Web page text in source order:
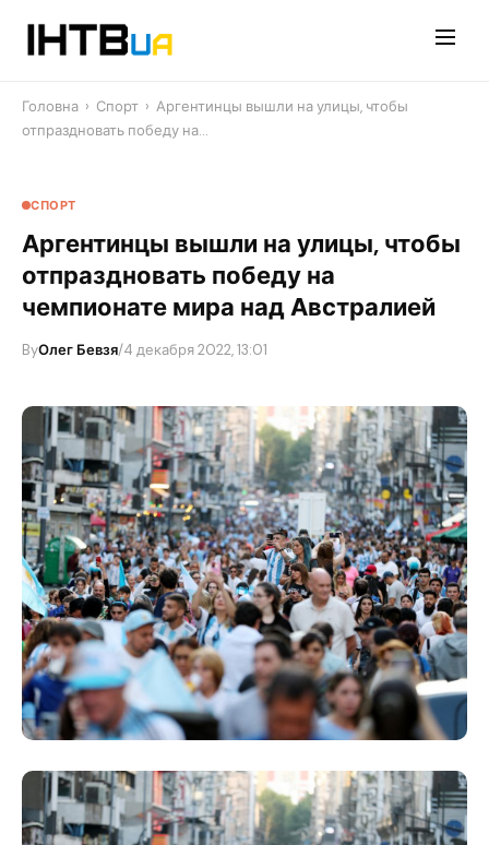
Головна › Спорт › Аргентинцы вышли на улицы, чтобы
отпраздновать победу на…
СПОРТ
Аргентинцы вышли на улицы, чтобы
отпраздновать победу на
чемпионате мира над Австралией
ByОлег Бевзя/4 декабря 2022, 13:01